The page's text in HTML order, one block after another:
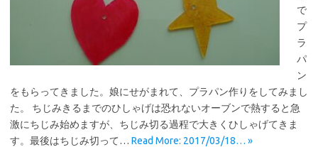
で
プ
ラ
パ
ン
をもらってきました。娘にせがまれて、プラパン作りをしてみまし
た。 ちじみきるまでのひしゃげは恐れないオーブンで熱すると急
激にちじみ始めますが、ちじみ切る過程で大きくひしゃげてきま
す。最後はちじみ切って… Read More: 2017/03/18… »